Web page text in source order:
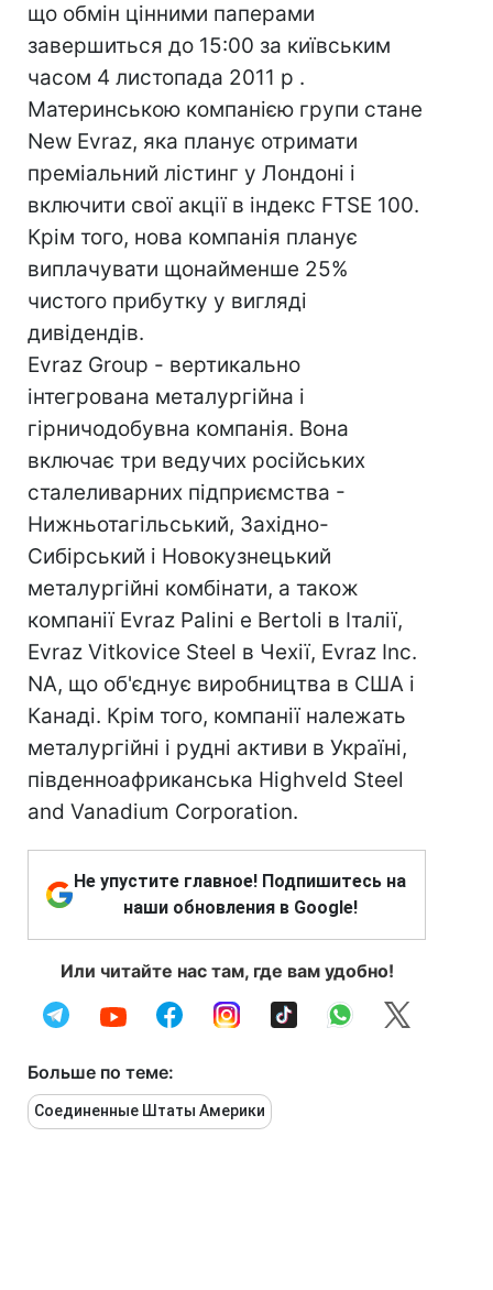
що обмін цінними паперами
завершиться до 15:00 за київським
часом 4 листопада 2011 р .
Материнською компанією групи стане
New Evraz, яка планує отримати
преміальний лістинг у Лондоні і
включити свої акції в індекс FTSE 100.
Крім того, нова компанія планує
виплачувати щонайменше 25%
чистого прибутку у вигляді
дивідендів.
Еvraz Group - вертикально
інтегрована металургійна і
гірничодобувна компанія. Вона
включає три ведучих російських
сталеливарних підприємства -
Нижньотагільський, Західно-
Сибірський і Новокузнецький
металургійні комбінати, а також
компанії Evraz Palini e Bertoli в Італії,
Evraz Vitkovice Steel в Чехії, Evraz Inc.
NA, що об'єднує виробництва в США і
Канаді. Крім того, компанії належать
металургійні і рудні активи в Україні,
південноафриканська Highveld Steel
and Vanadium Corporation.
Не упустите главное! Подпишитесь на
наши обновления в Google!
Или читайте нас там, где вам удобно!
Больше по теме:
Соединенные Штаты Америки